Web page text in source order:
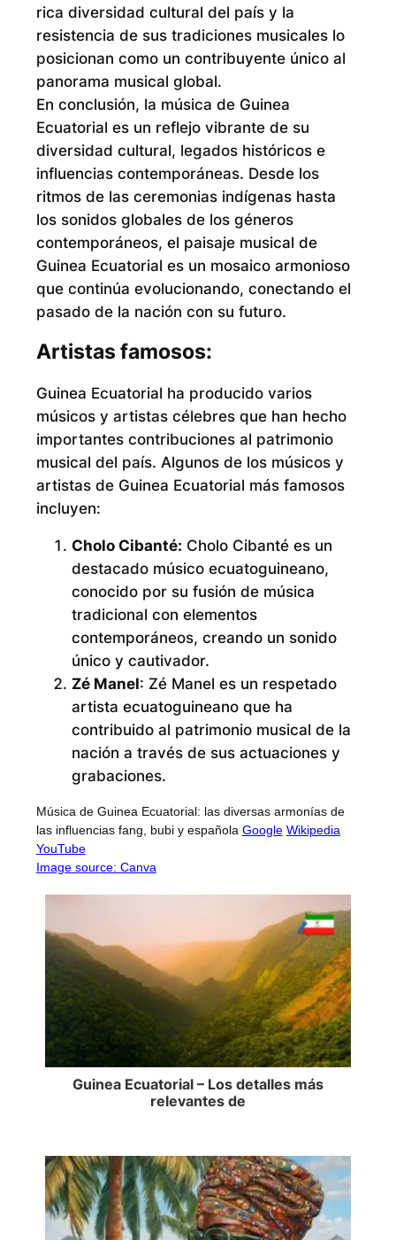
rica diversidad cultural del país y la
resistencia de sus tradiciones musicales lo
posicionan como un contribuyente único al
panorama musical global.
En conclusión, la música de Guinea
Ecuatorial es un reflejo vibrante de su
diversidad cultural, legados históricos e
influencias contemporáneas. Desde los
ritmos de las ceremonias indígenas hasta
los sonidos globales de los géneros
contemporáneos, el paisaje musical de
Guinea Ecuatorial es un mosaico armonioso
que continúa evolucionando, conectando el
pasado de la nación con su futuro.
Artistas famosos:
Guinea Ecuatorial ha producido varios
músicos y artistas célebres que han hecho
importantes contribuciones al patrimonio
musical del país. Algunos de los músicos y
artistas de Guinea Ecuatorial más famosos
incluyen:
Cholo Cibanté: Cholo Cibanté es un
destacado músico ecuatoguineano,
conocido por su fusión de música
tradicional con elementos
contemporáneos, creando un sonido
único y cautivador.
Zé Manel: Zé Manel es un respetado
artista ecuatoguineano que ha
contribuido al patrimonio musical de la
nación a través de sus actuaciones y
grabaciones.
Música de Guinea Ecuatorial: las diversas armonías de
las influencias fang, bubi y española Google Wikipedia
YouTube
Image source: Canva
Guinea Ecuatorial – Los detalles más
relevantes de